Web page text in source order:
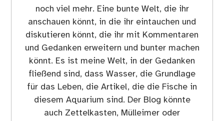
noch viel mehr. Eine bunte Welt, die ihr
anschauen könnt, in die ihr eintauchen und
diskutieren könnt, die ihr mit Kommentaren
und Gedanken erweitern und bunter machen
könnt. Es ist meine Welt, in der Gedanken
fließend sind, dass Wasser, die Grundlage
für das Leben, die Artikel, die die Fische in
diesem Aquarium sind. Der Blog könnte
auch Zettelkasten, Mülleimer oder